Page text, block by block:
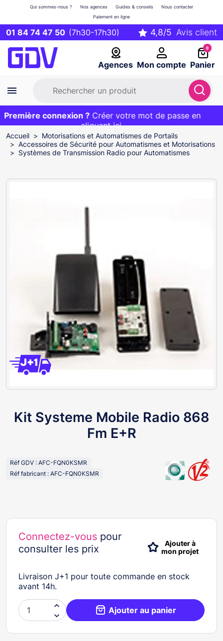
01 84 74 47 50 (7h30-17h30)
Agences Mon compte
Qui sommes-nous ? Nos agences Guides & conseils
Nous contacter
Paiement en ligne
0
Panier
Première commande ?20€ OFFERT sur votre panier
et livraison 24/48h gratuite avec le codeBIENVENUE
connexion ? Créer votre mot de passe en
cliquant ici
EXCLU WEB :
Accueil
Motorisations et Automatismes de Portails
Accessoires de Sécurité pour Automatismes et Motorisations
Systèmes de Transmission Radio pour Automatismes
Kit Systeme Mobile Radio 868
Fm E+R
Réf GDV : AFC-FQN0KSMR
Réf fabricant : AFC-FQN0KSMR
Connectez-vous pour
consulter les prix
Ajouter à
mon projet
Livraison J+1 pour toute commande en stock
avant 14h.

 Ajouter au panier